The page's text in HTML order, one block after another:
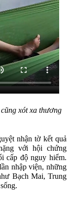
xót xa thương
nhận tờ kết quả
với hội chứng
cấp độ nguy hiểm.
nhập viện, những
Bạch Mai, Trung